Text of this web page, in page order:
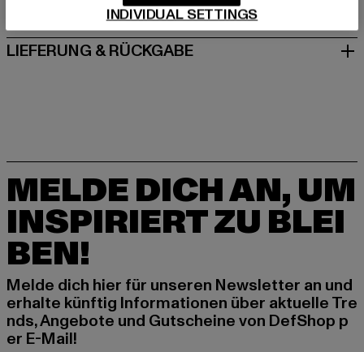
PFLEGEHINWEISE
LIEFERUNG & RÜCKGABE
MELDE DICH AN, UM
INSPIRIERT ZU BLEI
BEN!
Melde dich hier für unseren Newsletter an und
erhalte künftig Informationen über aktuelle Tre
nds, Angebote und Gutscheine von DefShop p
er E-Mail!
INDIVIDUAL SETTINGS